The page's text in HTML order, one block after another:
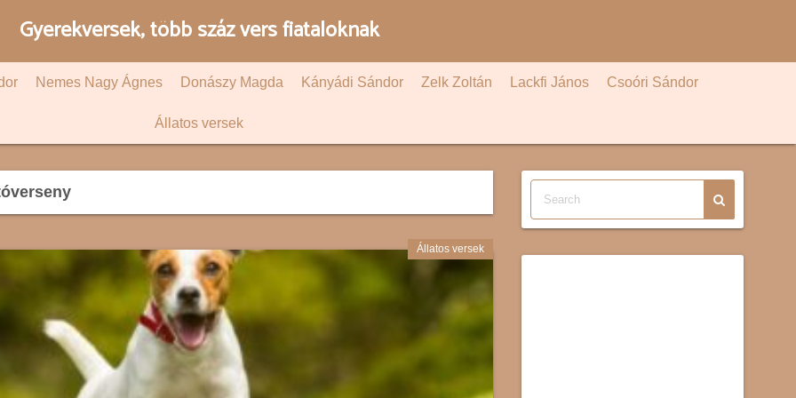
Gyerekversek, több száz vers fiataloknak
Nemes Nagy Ágnes Donászy Magda Kányádi Sándor Zelk Zoltán Lackfi János Csoóri Sándor
Állatos versek
Állatos versek